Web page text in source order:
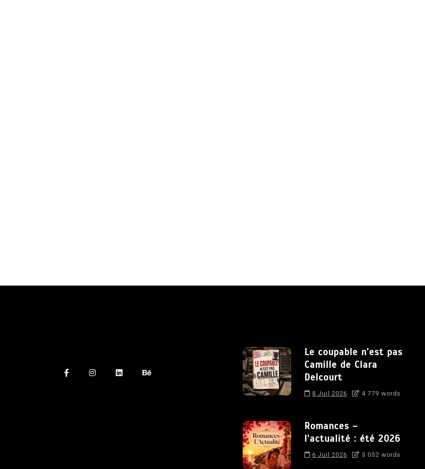
Le coupable n’est pas
Camille de Clara
Delcourt
8 Juil 2026 4 779 words
Romances –
l’actualité : été 2026
6 Juil 2026 3 052 words